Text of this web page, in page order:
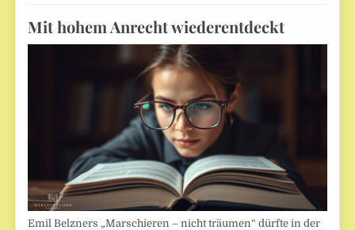
Mit hohem Anrecht wiederentdeckt
Emil Belzners „Marschieren – nicht träumen“ dürfte in der